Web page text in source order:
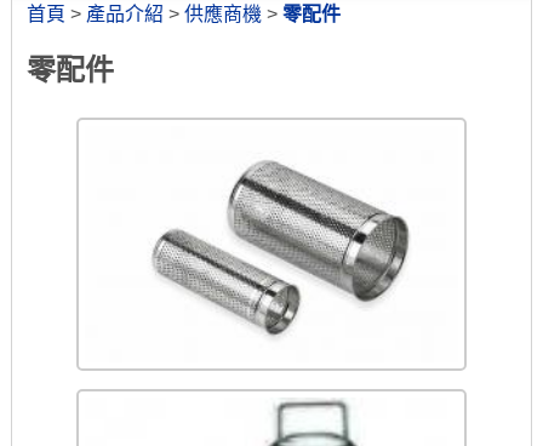
首頁 > 產品介紹 > 供應商機 > 零配件
零配件